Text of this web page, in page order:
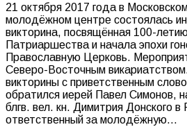
21 октября 2017 года в
молодёжном центре состоялась
викторина, посвящённая 100-
Патриаршества и начала эпохи
Православную Церковь.
Северо-Восточным
викторины с приветственным
обратился иерей Павел Симонов,
блгв. вел. кн. Димитрия Донского в
ответственный за молодёжную…